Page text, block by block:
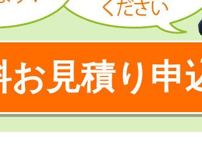
お見積り申